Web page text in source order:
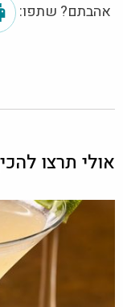
אהבתם? שתפו:
אולי תרצו